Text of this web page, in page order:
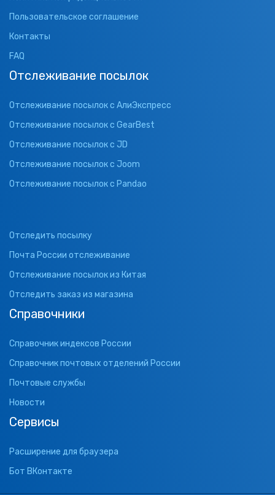
Пользовательское соглашение
Контакты
FAQ
Отслеживание посылок
Отслеживание посылок с АлиЭкспресс
Отслеживание посылок с GearBest
Отслеживание посылок с JD
Отслеживание посылок с Joom
Отслеживание посылок с Pandao
Отследить посылку
Почта России отслеживание
Отслеживание посылок из Китая
Отследить заказ из магазина
Справочники
Справочник индексов России
Справочник почтовых отделений России
Почтовые службы
Новости
Сервисы
Расширение для браузера
Бот ВКонтакте